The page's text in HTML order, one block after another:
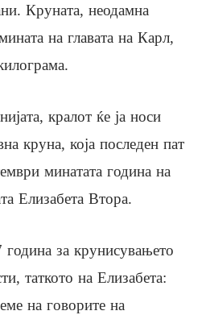
Круната, неодамна
на главата на Карл,
кралот ќе ја носи
круна, која последен пат
минатата година на
Елизабета Втора.
за крунисувањето
таткото на Елизабета:
на говорите на